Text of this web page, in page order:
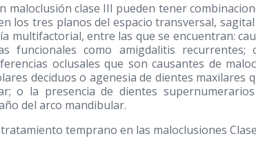
maloclusión clase III pueden tener
los tres planos del espacio transversal,
multifactorial, entre las que se encuentran:
funcionales como amigdalitis
oclusales que son causantes de
deciduos o agenesia de dientes maxilares
o la presencia de dientes
del arco mandibular.
temprano en las maloclusiones